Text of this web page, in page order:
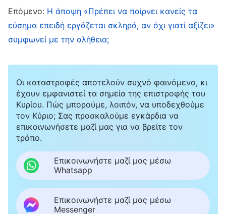
καθήκον μου, εξακολουθούσα να περιορίζομαι
από συμπάθειες. Δεν μπορούσαν καν να
μείνουν ακλόνητες. Αν η αστυνομία με έπιανε
μαρτυρία μου; Αν πρόδιδα τον Θεό όπως
εκείνες επειδή η σάρκα μου δεν άντεχε τον
πόνο και φοβόμουν μην πάω φυλακή, δεν θα
είχα τότε κακό αποτέλεσμα και προορισμό; Δεν
θα ήταν μάταια τα χρόνια της πίστης μου στον
Θεό; Δεν μπορούσα να μην ανησυχώ για τον
είχε υποστεί τόσο μεγάλο διωγμό και γιατί
Επόμενο: Η άποψη «Πρέπει να παίρνει κανείς τα
εύσημα επειδή εργάζεται σκληρά, αν όχι γιατί αξίζει»
συμφωνεί με την αλήθεια;
Οι καταστροφές αποτελούν συχνό φαινόμενο, κι
έχουν εμφανιστεί τα σημεία της επιστροφής του
Κυρίου. Πώς μπορούμε, λοιπόν, να υποδεχθούμε
τον Κύριο; Σας προσκαλούμε εγκάρδια να
επικοινωνήσετε μαζί μας για να βρείτε τον
τρόπο.
Επικοινωνήστε μαζί μας μέσω
Whatsapp
Επικοινωνήστε μαζί μας μέσω
Messenger